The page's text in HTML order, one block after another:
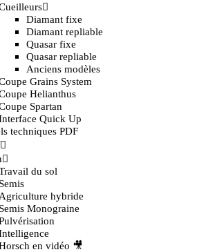
Diamant fixe
Diamant repliable
Quasar fixe
Quasar repliable
Anciens modèles
Grains System
Helianthus
Spartan
Quick Up
techniques PDF
du sol
Semis
Agriculture hybride
Semis Monograine
en vidéo 🎥